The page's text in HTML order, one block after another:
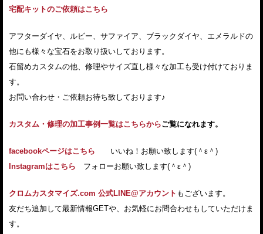
宅配キットのご依頼はこちら
アフターダイヤ、ルビー、サファイア、ブラックダイヤ、エメラルドの
他にも様々な宝石をお取り扱いしております。
石留めカスタムの他、修理やサイズ直し様々な加工も受け付けておりま
す。
お問い合わせ・ご依頼お待ち致しております♪
カスタム・修理の加工事例一覧はこちらからご覧になれます。
facebookページはこちら いいね！お願い致します(＾ε＾)
Instagramはこちら フォローお願い致します(＾ε＾)
クロムカスタマイズ.com 公式LINE@アカウント もございます。
友だち追加して最新情報GETや、お気軽にお問合わせもしていただけま
す。